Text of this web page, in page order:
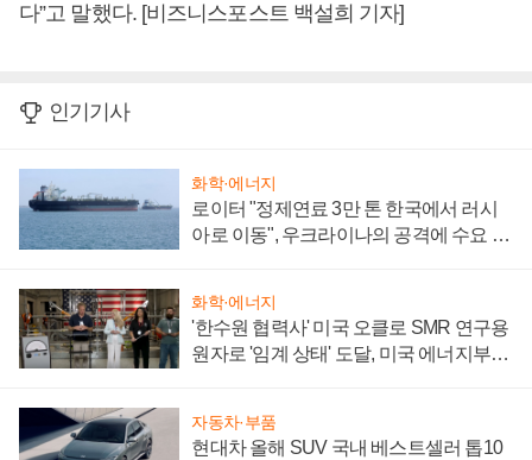
다”고 말했다. [비즈니스포스트 백설희 기자]
인기기사
화학·에너지
로이터 "정제연료 3만 톤 한국에서 러시
아로 이동", 우크라이나의 공격에 수요 늘
화학·에너지
'한수원 협력사' 미국 오클로 SMR 연구용
원자로 '임계 상태' 도달, 미국 에너지부
자동차·부품
현대차 올해 SUV 국내 베스트셀러 톱10